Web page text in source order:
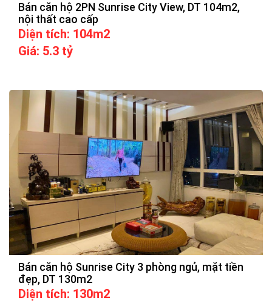
Bán căn hộ 2PN Sunrise City View, DT 104m2,
nội thất cao cấp
Diện tích: 104m2
Giá: 5.3 tỷ
Bán căn hộ Sunrise City 3 phòng ngủ, mặt tiền
đẹp, DT 130m2
Diện tích: 130m2